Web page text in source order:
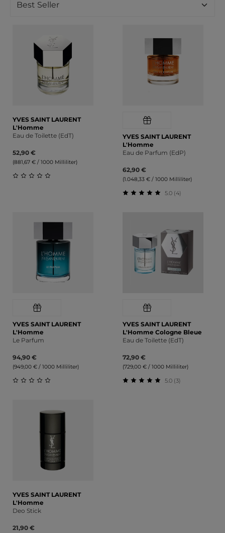
YVES SAINT LAURENT
L'Homme
Eau de Toilette (EdT)
52,90 €
(881,67 € / 1000 Milliliter)
Durchschnittliche Bewertung von 0 von 5 Sternen
YVES SAINT LAURENT
L'Homme
Eau de Parfum (EdP)
62,90 €
(1.048,33 € / 1000 Milliliter)
5.0 (4)
YVES SAINT LAURENT
L'Homme
Le Parfum
94,90 €
(949,00 € / 1000 Milliliter)
YVES SAINT LAURENT
L'Homme Cologne Bleue
Eau de Toilette (EdT)
72,90 €
(729,00 € / 1000 Milliliter)
5.0 (3)
YVES SAINT LAURENT
L'Homme
Deo Stick
21,90 €